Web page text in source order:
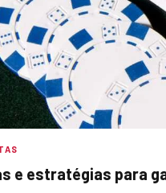
e estratégias para